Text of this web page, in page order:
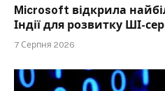
Microsoft відкрила
Індії для розвитку ШІ-
7 Серпня 2026